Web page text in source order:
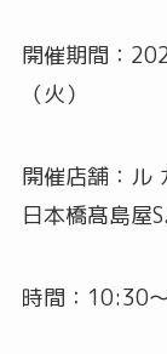
開催期間：
（火）
開催店舗：ル
日本橋髙島屋
時間：10:30